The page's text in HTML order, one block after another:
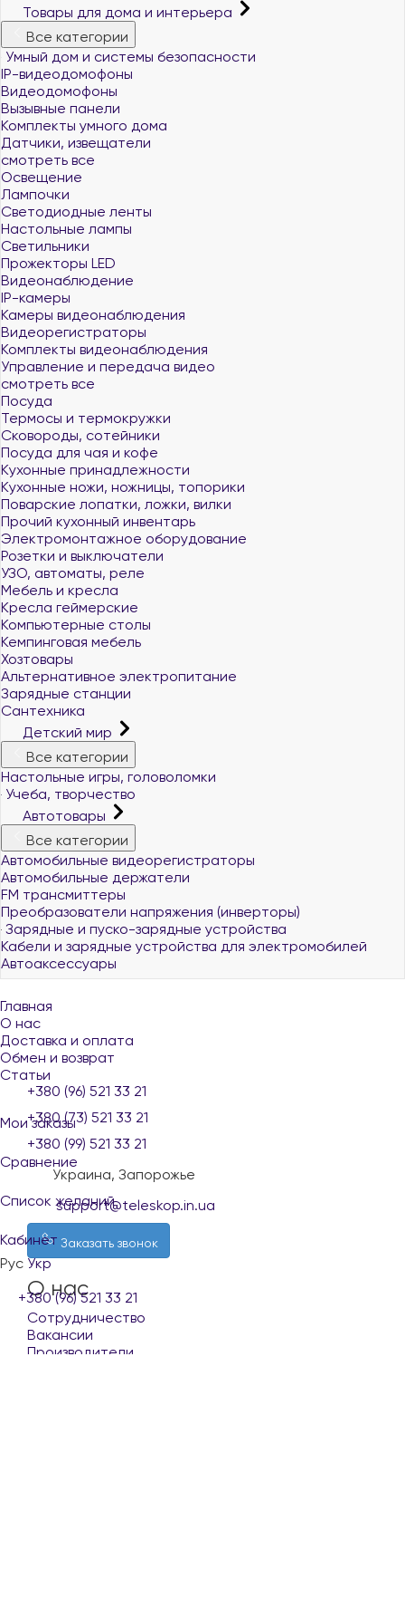
Товары для дома и интерьера
Все категории
Умный дом и системы безопасности
IP-видеодомофоны
Видеодомофоны
Вызывные панели
Комплекты умного дома
Датчики, извещатели
смотреть все
Освещение
Лампочки
Светодиодные ленты
Настольные лампы
Светильники
Прожекторы LED
Видеонаблюдение
IP-камеры
Камеры видеонаблюдения
Видеорегистраторы
Комплекты видеонаблюдения
Управление и передача видео
смотреть все
Посуда
Термосы и термокружки
Сковороды, сотейники
Посуда для чая и кофе
Кухонные принадлежности
Кухонные ножи, ножницы, топорики
Поварские лопатки, ложки, вилки
Прочий кухонный инвентарь
Электромонтажное оборудование
Розетки и выключатели
УЗО, автоматы, реле
Мебель и кресла
Кресла геймерские
Компьютерные столы
Кемпинговая мебель
Хозтовары
Альтернативное электропитание
Зарядные станции
Сантехника
Детский мир
Все категории
Настольные игры, головоломки
Учеба, творчество
Автотовары
Все категории
Автомобильные видеорегистраторы
Автомобильные держатели
FM трансмиттеры
Преобразователи напряжения (инверторы)
Зарядные и пуско-зарядные устройства
Кабели и зарядные устройства для электромобилей
Автоаксессуары
Главная
О нас
Доставка и оплата
Обмен и возврат
Статьи
Мои заказы
Сравнение
Список желаний
Кабинет
Рус Укр
+380 (96) 521 33 21
+380 (96) 521 33 21
+380 (73) 521 33 21
+380 (99) 521 33 21
Украина, Запорожье
support@teleskop.in.ua
Заказать звонок
О нас
Сотрудничество
Вакансии
Производители